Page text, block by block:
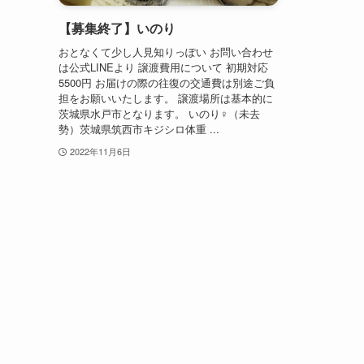
【募集終了】いのり
おとなくて少し人見知りっぽい お問い合わせ
は公式LINEより 譲渡費用について 初期対応
5500円 お届けの際の往復の交通費は別途ご負
担をお願いいたします。 譲渡場所は基本的に
茨城県水戸市となります。 いのり♀（未去
勢）茨城県筑西市キジシロ体重 ...
2022年11月6日